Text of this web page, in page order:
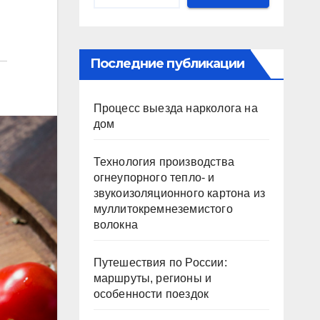
Последние публикации
Процесс выезда нарколога на
дом
Технология производства
огнеупорного тепло- и
звукоизоляционного картона из
муллитокремнеземистого
волокна
Путешествия по России:
маршруты, регионы и
особенности поездок